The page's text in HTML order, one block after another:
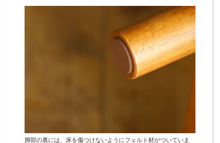
脚部の裏には、床を傷つけないようにフェルト材がついていま